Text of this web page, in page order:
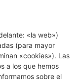
«la web»)
(para mayor
«cookies»). Las
a los que hemos
sobre el